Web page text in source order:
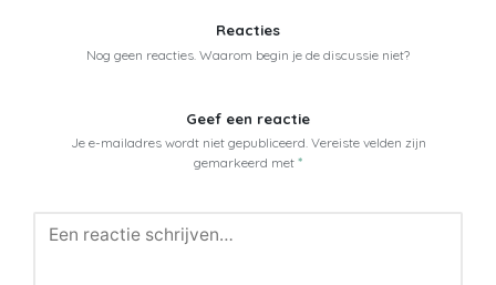
Reacties
Nog geen reacties. Waarom begin je de discussie niet?
Geef een reactie
Je e-mailadres wordt niet gepubliceerd. Vereiste velden zijn
gemarkeerd met *